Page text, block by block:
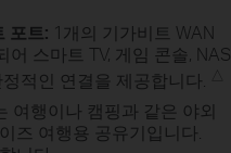
포트: 1개의 기가비트 WAN
스마트 TV, 게임 콘솔, NAS
적인 연결을 제공합니다.
여행이나 캠핑과 같은 야외
즈 여행용 공유기입니다.